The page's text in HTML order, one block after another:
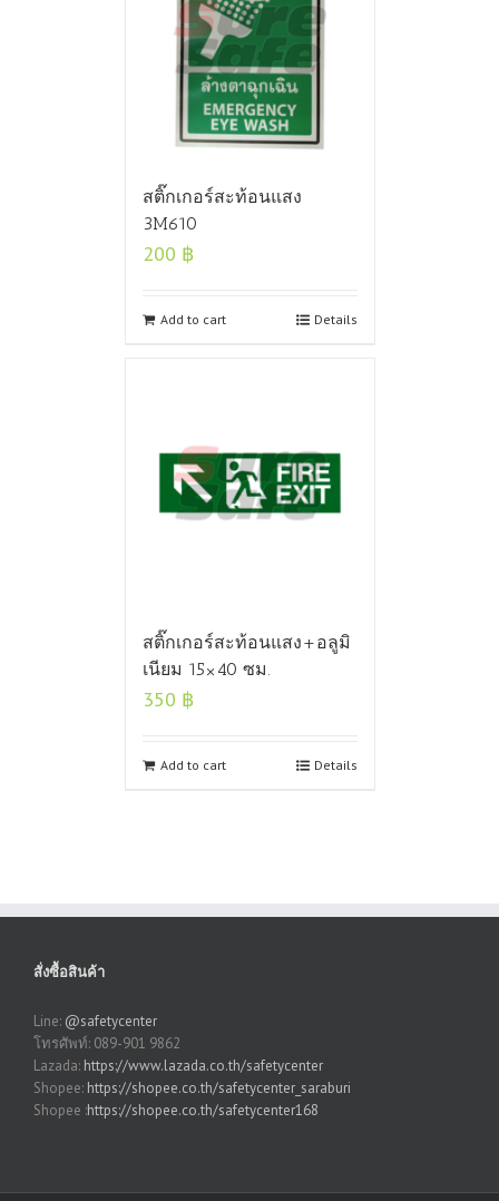
สติ๊กเกอร์สะท้อนแสง
3M610
200 ฿
Add to cart Details
สติ๊กเกอร์สะท้อนแสง+อลูมิ
เนียม 15×40 ซม.
350 ฿
Add to cart Details
สั่งซื้อสินค้า
Line: @safetycenter
โทรศัพท์: 089-901 9862
Lazada: https://www.lazada.co.th/safetycenter
Shopee: https://shopee.co.th/safetycenter_saraburi
Shopee :https://shopee.co.th/safetycenter168